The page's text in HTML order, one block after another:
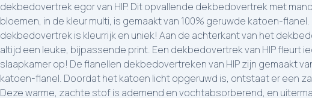
dekbedovertrek egor van HIP. Dit opvallende dekbedovertrek met
bloemen, in de kleur multi, is gemaakt van 100% geruwde katoen-flanel.
dekbedovertrek is kleurrijk en uniek! Aan de achterkant van het
altijd een leuke, bijpassende print. Een dekbedovertrek van HIP fleurt
slaapkamer op! De flanellen dekbedovertreken van HIP zijn gemaakt
katoen-flanel. Doordat het katoen licht opgeruwd is, ontstaat er een
Deze warme, zachte stof is ademend en vochtabsorberend, en